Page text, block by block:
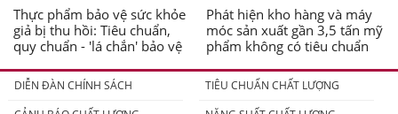
Thực phẩm bảo vệ sức khỏe
giả bị thu hồi: Tiêu chuẩn,
quy chuẩn - 'lá chắn' bảo vệ
Phát hiện kho hàng và máy
móc sản xuất gần 3,5 tấn mỹ
phẩm không có tiêu chuẩn
DIỄN ĐÀN CHÍNH SÁCH
TIÊU CHUẨN CHẤT LƯỢNG